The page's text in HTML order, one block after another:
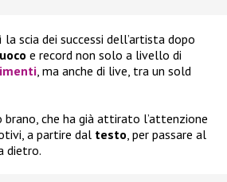
la scia dei successi dell’artista dopo
e record non solo a livello di
, ma anche di live, tra un sold
brano, che ha già attirato l’attenzione
a partire dal testo , per passare al
dietro.